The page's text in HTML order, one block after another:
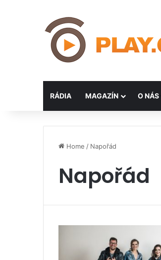
RÁDIA MAGAZÍN O NÁS
Home / Napořád
Napořád